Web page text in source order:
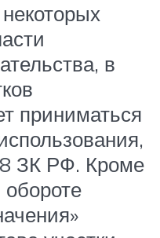
в
приниматься
ЗК РФ. Кроме